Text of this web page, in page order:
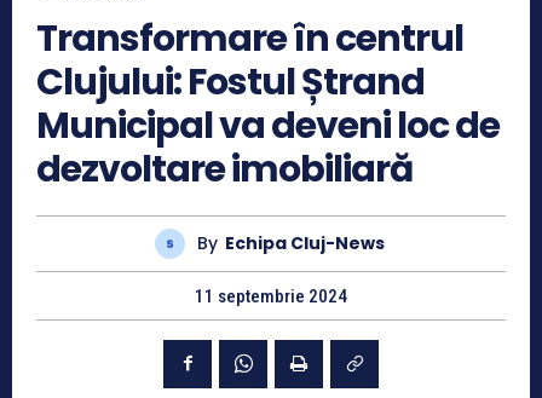
Transformare în centrul
Clujului: Fostul Ștrand
Municipal va deveni loc de
dezvoltare imobiliară
By Echipa Cluj-News
11 septembrie 2024